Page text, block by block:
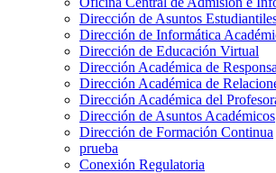
Dirección de Asuntos
Dirección de Informática
Dirección de Educación Virtual
Dirección Académica de
Dirección Académica de
Dirección Académica del
Dirección de Asuntos Académicos
Dirección de Formación Continua
prueba
Conexión Regulatoria